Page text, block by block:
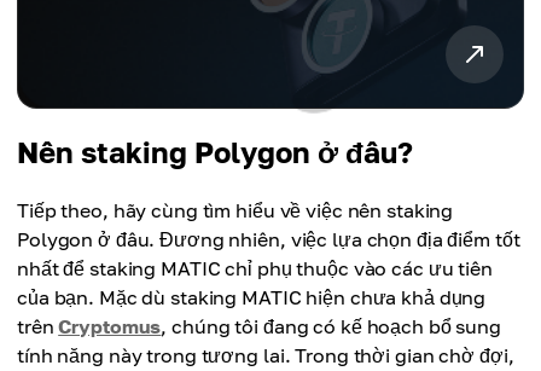
Nên staking Polygon ở đâu?
Tiếp theo, hãy cùng tìm hiểu về việc nên staking
Polygon ở đâu. Đương nhiên, việc lựa chọn địa điểm tốt
nhất để staking MATIC chỉ phụ thuộc vào các ưu tiên
của bạn. Mặc dù staking MATIC hiện chưa khả dụng
trênCryptomus, chúng tôi đang có kế hoạch bổ sung
tính năng này trong tương lai. Trong thời gian chờ đợi,